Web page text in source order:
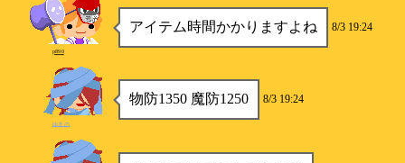
アイテム時間かかりますよね 8/3 19:24
p890
物防1350 魔防1250 8/3 19:24
ゆきの